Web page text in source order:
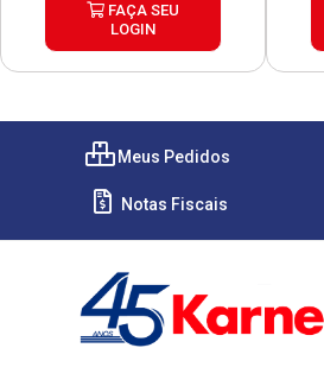
FAÇA SEU
LOGIN
Meus Pedidos
Notas Fiscais